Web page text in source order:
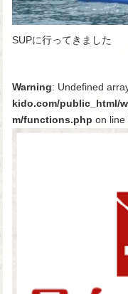
SUPに行ってきました
Warning: Undefined
kido.com/public_html/
m/functions.php on line